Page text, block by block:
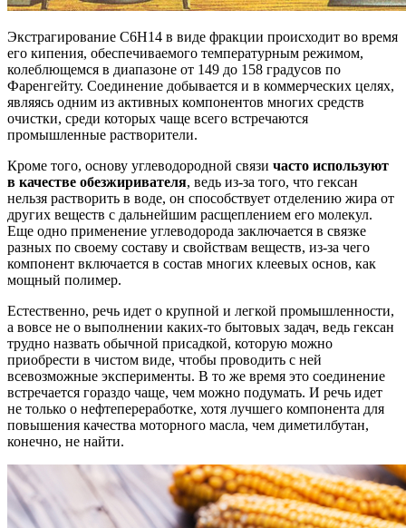
Экстрагирование С6Н14 в виде фракции происходит во время
его кипения, обеспечиваемого температурным режимом,
колеблющемся в диапазоне от 149 до 158 градусов по
Фаренгейту. Соединение добывается и в коммерческих целях,
являясь одним из активных компонентов многих средств
очистки, среди которых чаще всего встречаются
промышленные растворители.
Кроме того, основу углеводородной связи часто используют
в качестве обезжиривателя, ведь из-за того, что гексан
нельзя растворить в воде, он способствует отделению жира от
других веществ с дальнейшим расщеплением его молекул.
Еще одно применение углеводорода заключается в связке
разных по своему составу и свойствам веществ, из-за чего
компонент включается в состав многих клеевых основ, как
мощный полимер.
Естественно, речь идет о крупной и легкой промышленности,
а вовсе не о выполнении каких-то бытовых задач, ведь гексан
трудно назвать обычной присадкой, которую можно
приобрести в чистом виде, чтобы проводить с ней
всевозможные эксперименты. В то же время это соединение
встречается гораздо чаще, чем можно подумать. И речь идет
не только о нефтепереработке, хотя лучшего компонента для
повышения качества моторного масла, чем диметилбутан,
конечно, не найти.